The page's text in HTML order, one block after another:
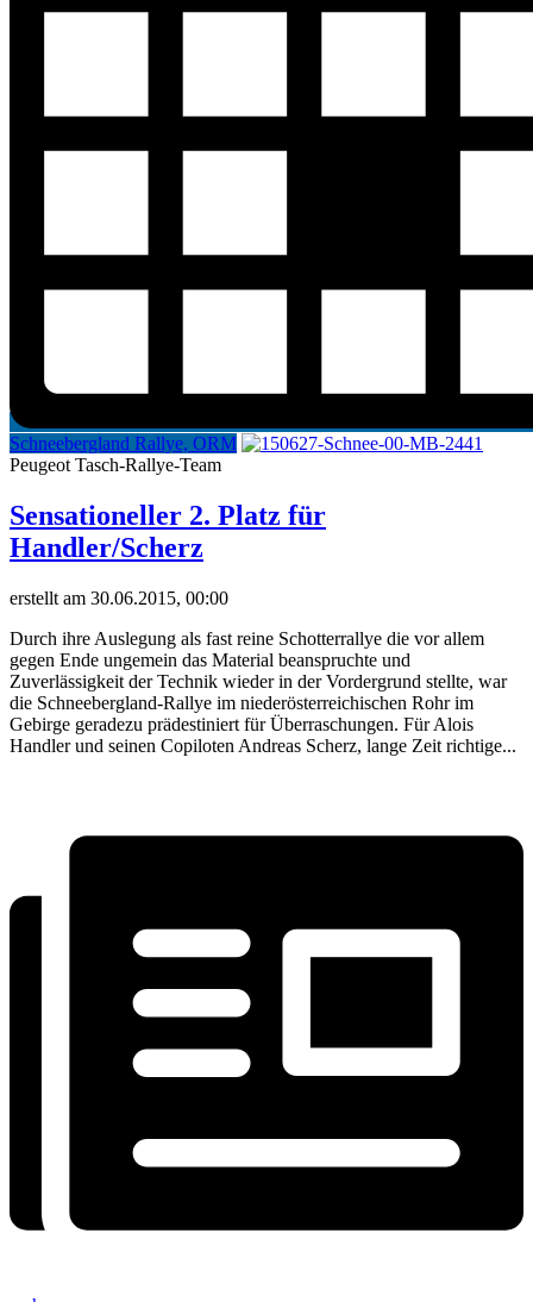
Schneebergland Rallye, ORM
Peugeot Tasch-Rallye-Team
Sensationeller 2. Platz für
Handler/Scherz
erstellt am 30.06.2015, 00:00
Durch ihre Auslegung als fast reine Schotterrallye die vor allem
gegen Ende ungemein das Material beanspruchte und
Zuverlässigkeit der Technik wieder in der Vordergrund stellte, war
die Schneebergland-Rallye im niederösterreichischen Rohr im
Gebirge geradezu prädestiniert für Überraschungen. Für Alois
Handler und seinen Copiloten Andreas Scherz, lange Zeit richtige...